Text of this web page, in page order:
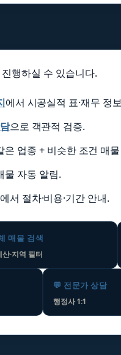
행하실 수 있습니다.
에서 시공실적 표·재무 정
으로 객관적 검증.
은 업종 + 비슷한 조건 매
물 자동 알림.
에서 절차·비용·기간 안내.
매물 검색
산·지역 필터
💬 전문가 상담
행정사 1:1